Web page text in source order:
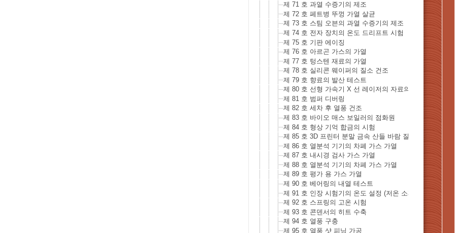
제 71 호 과열 수증기의 제조
제 72 호 페트병 뚜껑 가열 살균
제 73 호 스팀 오븐의 과열 수증기의 제조
제 74 호 전자 장치의 온도 드리프트 시험
제 75 호 기판 에이징
제 76 호 아르곤 가스의 가열
제 77 호 텅스텐 재료의 가열
제 78 호 실리콘 웨이퍼의 질소 건조
제 79 호 향료의 발산 테스트
제 80 호 선형 가속기 X 선 레이저의 자료의 가열
제 81 호 범퍼 디버링
제 82 호 세차 후 열풍 건조
제 83 호 바이오 매스 보일러의 점화원
제 84 호 형상 기억 합금의 시험
제 85 호 3D 프린터 분말 금속 산들 바람 질소 가열
제 86 호 열분석 기기의 차폐 가스 가열
제 87 호 내시경 검사 가스 가열
제 88 호 열분석 기기의 차폐 가스 가열
제 89 호 평가 용 가스 가열
제 90 호 베어링의 내열 테스트
제 91 호 인장 시험기의 온도 설정 (저온 소재)
제 92 호 스프링의 고온 시험
제 93 호 콘덴서의 히트 수축
제 94 호 열풍 구충
제 95 호 열풍 샷 피닝 가공